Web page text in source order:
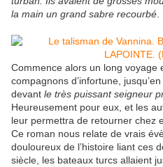
la main un grand sabre recourbé
Commence alors un long voyage
compagnons d’infortune,
devant le très puissant seigneur
Heureusement pour eux, et les
leur permettra de retourner chez
Ce roman nous relate de vrais
douloureux de l’histoire liant ces
siècle, les bateaux turcs allaient